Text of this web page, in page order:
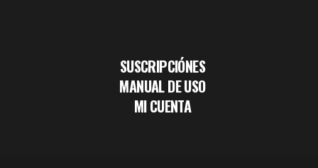
SUSCRIPCIÓNES
MANUAL DE USO
MI CUENTA